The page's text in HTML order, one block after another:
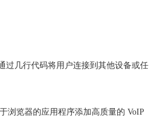
过几行代码将用户连接到其他设备或任
浏览器的应用程序添加高质量的 VoIP